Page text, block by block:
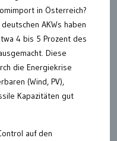
in Österreich?
AKWs haben
4 bis 5 Prozent des
Diese
die Energiekrise
(Wind, PV),
Kapazitäten gut
auf den